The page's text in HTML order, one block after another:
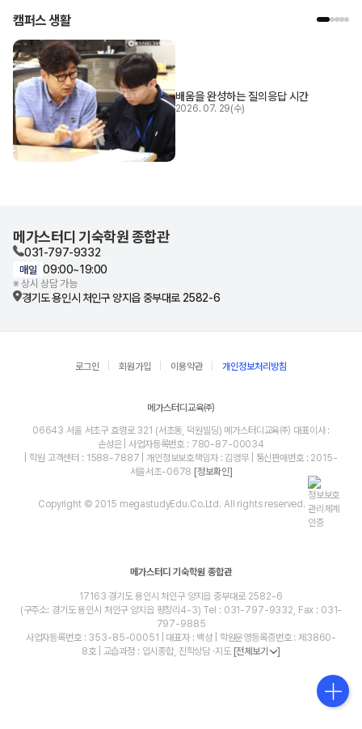
캠퍼스 생활
배움을 완성하는 질의응답 시간
2026. 07. 29(수)
메가스터디 기숙학원 종합관
031-797-9332
매일 09:00~19:00
※ 상시 상담 가능
경기도 용인시 처인구양지읍 중부대로 2582-6
로그인 회원가입 이용약관 개인정보처리방침
메가스터디교육㈜
06643 서울 서초구 효령로 321 (서초동, 덕원빌딩) 메가스터디교육㈜ 대표이사 :
손성은 | 사업자등록번호 : 780-87-00034
| 학원 고객센터 : 1588-7887 | 개인정보보호책임자 : 김영무 | 통신판매번호 : 2015-
서울서초-0678[정보확인]
Copyright © 2015 megastudyEdu.Co.Ltd. All rights reserved.
메가스터디 기숙학원 종합관
17163 경기도 용인시 처인구 양지읍 중부대로 2582-6
(구주소: 경기도 용인시 처인구 양지읍 평창리4-3) Tel : 031-797-9332, Fax : 031-
797-9885
사업자등록번호 : 353-85-00051 | 대표자 : 백성 | 학원운영등록증번호 : 제3860-
8호 | 교습과정 : 입시종합, 진학상담 ·지도 [전체보기 ]